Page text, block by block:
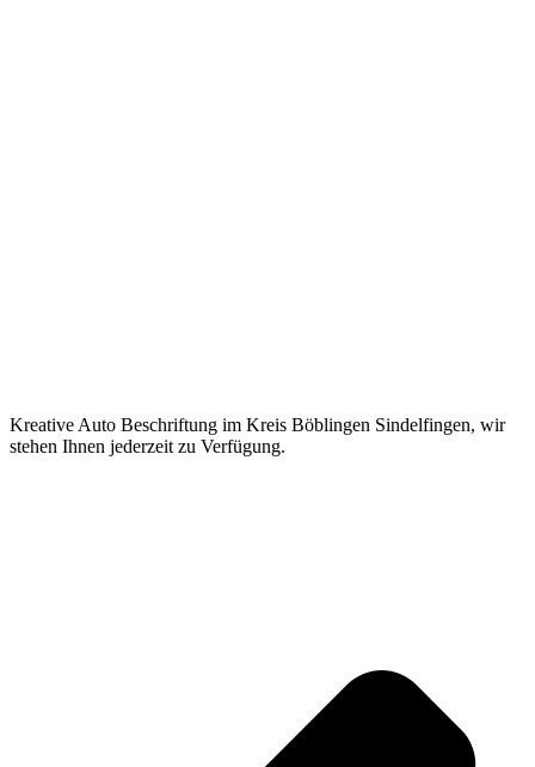
Kreative Auto Beschriftung im Kreis Böblingen Sindelfingen, wir
stehen Ihnen jederzeit zu Verfügung.